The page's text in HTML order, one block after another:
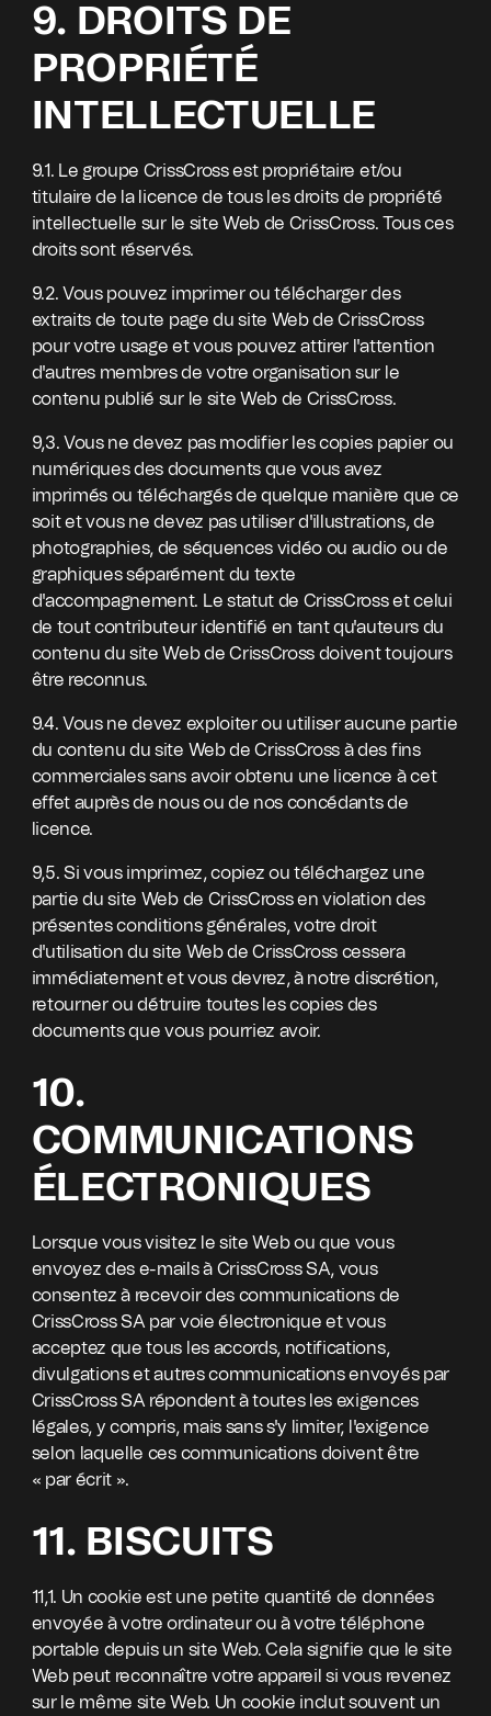
9. DROITS DE
PROPRIÉTÉ
INTELLECTUELLE
9.1. Le groupe CrissCross est propriétaire et/ou
titulaire de la licence de tous les droits de propriété
intellectuelle sur le site Web de CrissCross. Tous ces
droits sont réservés.
9.2. Vous pouvez imprimer ou télécharger des
extraits de toute page du site Web de CrissCross
pour votre usage et vous pouvez attirer l'attention
d'autres membres de votre organisation sur le
contenu publié sur le site Web de CrissCross.
9,3. Vous ne devez pas modifier les copies papier ou
numériques des documents que vous avez
imprimés ou téléchargés de quelque manière que ce
soit et vous ne devez pas utiliser d'illustrations, de
photographies, de séquences vidéo ou audio ou de
graphiques séparément du texte
d'accompagnement. Le statut de CrissCross et celui
de tout contributeur identifié en tant qu'auteurs du
contenu du site Web de CrissCross doivent toujours
être reconnus.
9.4. Vous ne devez exploiter ou utiliser aucune partie
du contenu du site Web de CrissCross à des fins
commerciales sans avoir obtenu une licence à cet
effet auprès de nous ou de nos concédants de
licence.
9,5. Si vous imprimez, copiez ou téléchargez une
partie du site Web de CrissCross en violation des
présentes conditions générales, votre droit
d'utilisation du site Web de CrissCross cessera
immédiatement et vous devrez, à notre discrétion,
retourner ou détruire toutes les copies des
documents que vous pourriez avoir.
10.
COMMUNICATIONS
ÉLECTRONIQUES
Lorsque vous visitez le site Web ou que vous
envoyez des e-mails à CrissCross SA, vous
consentez à recevoir des communications de
CrissCross SA par voie électronique et vous
acceptez que tous les accords, notifications,
divulgations et autres communications envoyés par
CrissCross SA répondent à toutes les exigences
légales, y compris, mais sans s'y limiter, l'exigence
selon laquelle ces communications doivent être
« par écrit ».
11. BISCUITS
11,1. Un cookie est une petite quantité de données
envoyée à votre ordinateur ou à votre téléphone
portable depuis un site Web. Cela signifie que le site
Web peut reconnaître votre appareil si vous revenez
sur le même site Web. Un cookie inclut souvent un